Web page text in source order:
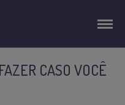
CASO VOCÊ